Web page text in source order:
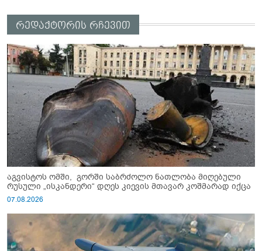
რედაქტორის რჩევით
აგვისტოს ომში, გორში საბრძოლო ნათლობა მიღებული
რუსული „ისკანდერი“ დღეს კიევის მთავარ კოშმარად იქცა
07.08.2026